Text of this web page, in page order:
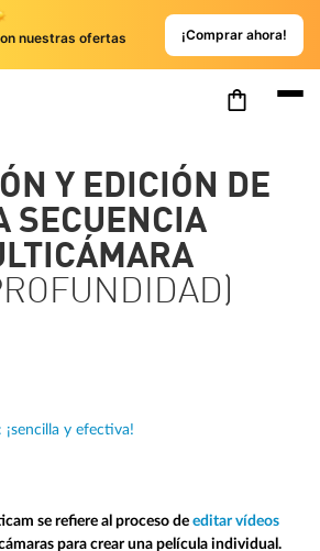
nuestras ofertas
¡Comprar ahora!
Y EDICIÓN DE
SECUENCIA
y efectiva!
se refiere al proceso de editar vídeos
para crear una película individual.